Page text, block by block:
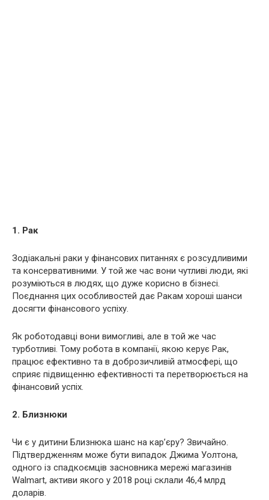
1. Рак
Зодіакальні раки у фінансових питаннях є розсудливими
та консервативними. У той же час вони чутливі люди, які
розуміються в людях, що дуже корисно в бізнесі.
Поєднання цих особливостей дає Ракам хороші шанси
досягти фінансового успіху.
Як роботодавці вони вимогливі, але в той же час
турботливі. Тому робота в компанії, якою керує Рак,
працює ефективно та в доброзичливій атмосфері, що
сприяє підвищенню ефективності та перетворюється на
фінансовий успіх.
2. Близнюки
Чи є у дитини Близнюка шанс на кар’єру? Звичайно.
Підтвердженням може бути випадок Джима Уолтона,
одного із спадкоємців засновника мережі магазинів
Walmart, активи якого у 2018 році склали 46,4 млрд
доларів.